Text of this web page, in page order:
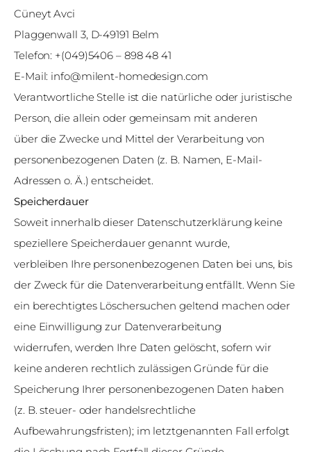
Cüneyt Avci
Plaggenwall 3, D-49191 Belm
Telefon: +(049)5406 – 898 48 41
E-Mail: info@milent-homedesign.com
Verantwortliche Stelle ist die natürliche oder juristische
Person, die allein oder gemeinsam mit anderen
über die Zwecke und Mittel der Verarbeitung von
personenbezogenen Daten (z. B. Namen, E-Mail-
Adressen o. Ä.) entscheidet.
Speicherdauer
Soweit innerhalb dieser Datenschutzerklärung keine
speziellere Speicherdauer genannt wurde,
verbleiben Ihre personenbezogenen Daten bei uns, bis
der Zweck für die Datenverarbeitung entfällt. Wenn Sie
ein berechtigtes Löschersuchen geltend machen oder
eine Einwilligung zur Datenverarbeitung
widerrufen, werden Ihre Daten gelöscht, sofern wir
keine anderen rechtlich zulässigen Gründe für die
Speicherung Ihrer personenbezogenen Daten haben
(z. B. steuer- oder handelsrechtliche
Aufbewahrungsfristen); im letztgenannten Fall erfolgt